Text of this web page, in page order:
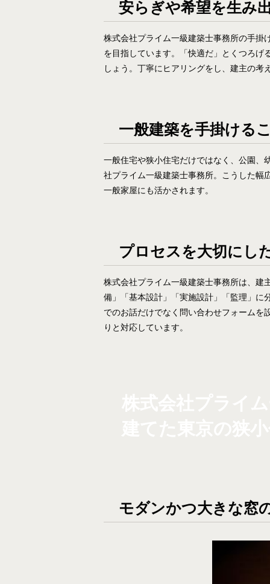
安らぎや希望を生み
株式会社プライム一級建築士事務所の手掛
を目指しています。「快適だ」とくつろげ
しょう。丁寧にヒアリングをし、建主の
一般建築を手掛ける
一般住宅や狭小住宅だけではなく、公園、
社プライム一級建築士事務所。こうした幅
一般家屋にも活かされます。
プロセスを大切にし
株式会社プライム一級建築士事務所は、建
備」「基本設計」「実施設計」「監理」に
でのお話だけでなく問い合わせフォームを
りと対応しています。
モダンかつ大きな窓